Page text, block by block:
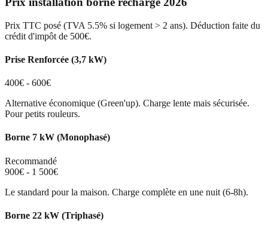
Prix TTC posé (TVA 5.5% si logement > 2 ans). Déduction faite du
crédit d'impôt de 500€.
Prise Renforcée (3,7 kW)
400€ - 600€
Alternative économique (Green'up). Charge lente mais sécurisée.
Pour petits rouleurs.
Borne 7 kW (Monophasé)
Recommandé
900€ - 1 500€
Le standard pour la maison. Charge complète en une nuit (6-8h).
Borne 22 kW (Triphasé)